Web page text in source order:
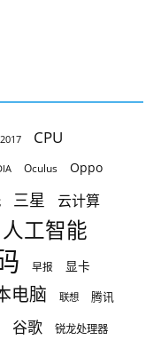
CPU
Oculus Oppo
三星 云计算
人工智能
早报 显卡
电脑 联想 腾讯
谷歌 锐龙处理器